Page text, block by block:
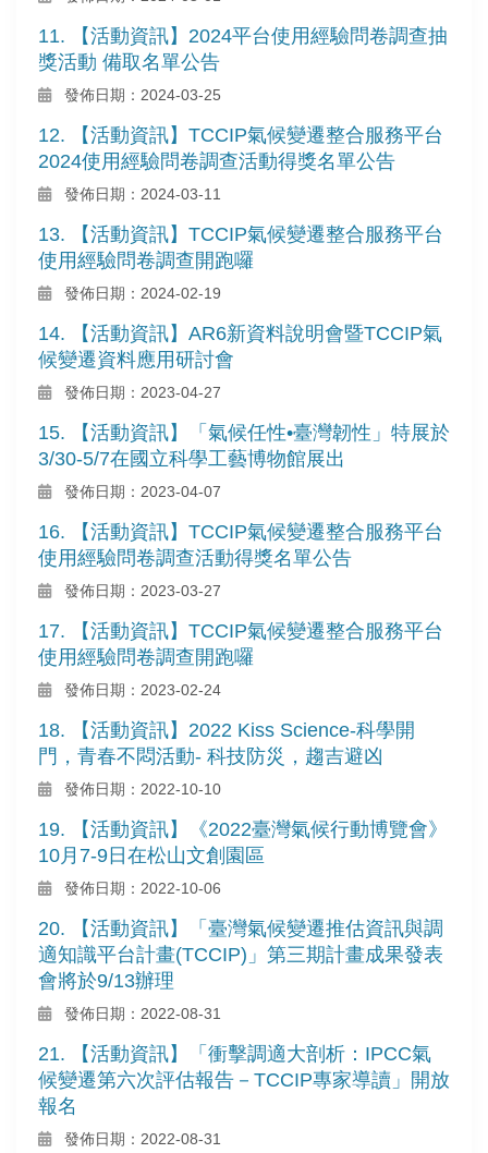
11. 【活動資訊】2024平台使用經驗問卷調查抽
獎活動 備取名單公告
發佈日期：2024-03-25
12. 【活動資訊】TCCIP氣候變遷整合服務平台
2024使用經驗問卷調查活動得獎名單公告
發佈日期：2024-03-11
13. 【活動資訊】TCCIP氣候變遷整合服務平台
使用經驗問卷調查開跑囉
發佈日期：2024-02-19
14. 【活動資訊】AR6新資料說明會暨TCCIP氣
候變遷資料應用研討會
發佈日期：2023-04-27
15. 【活動資訊】「氣候任性•臺灣韌性」特展於
3/30-5/7在國立科學工藝博物館展出
發佈日期：2023-04-07
16. 【活動資訊】TCCIP氣候變遷整合服務平台
使用經驗問卷調查活動得獎名單公告
發佈日期：2023-03-27
17. 【活動資訊】TCCIP氣候變遷整合服務平台
使用經驗問卷調查開跑囉
發佈日期：2023-02-24
18. 【活動資訊】2022 Kiss Science-科學開
門，青春不悶活動- 科技防災，趨吉避凶
發佈日期：2022-10-10
19. 【活動資訊】《2022臺灣氣候行動博覽會》
10月7-9日在松山文創園區
發佈日期：2022-10-06
20. 【活動資訊】「臺灣氣候變遷推估資訊與調
適知識平台計畫(TCCIP)」第三期計畫成果發表
會將於9/13辦理
發佈日期：2022-08-31
21. 【活動資訊】「衝擊調適大剖析：IPCC氣
候變遷第六次評估報告－TCCIP專家導讀」開放
報名
發佈日期：2022-08-31